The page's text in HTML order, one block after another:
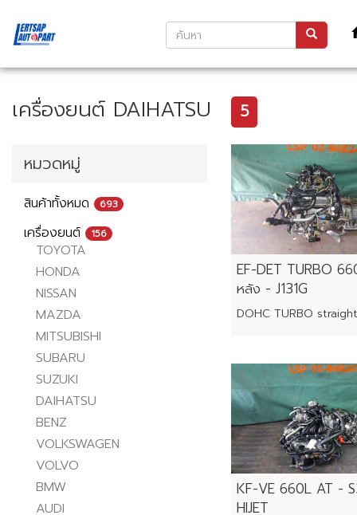
เครื่องยนต์ DAIHATSU 5
หมวดหมู่
สินค้าทั้งหมด 693
เครื่องยนต์ 156
TOYOTA
HONDA
NISSAN
MAZDA
MITSUBISHI
SUBARU
SUZUKI
DAIHATSU
BENZ
VOLKSWAGEN
VOLVO
BMW
AUDI
EF-DET TURBO
หลัง - J131G
KF-VE 660L AT -
HIJET